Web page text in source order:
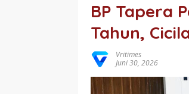
BP Tapera
Tahun,
Vritimes
Juni 30, 2026